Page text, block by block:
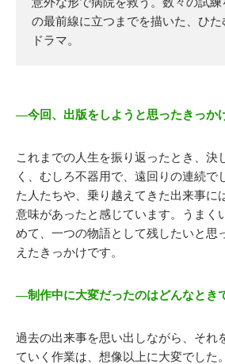
の最前線に立つまでを描いた、ひた
ドラマ。
―今回、出版をしようと思ったきっか
これまでの人生を振り返ったとき、決
く、むしろ不器用で、遠回りの連続で
た人たちや、乗り越えてきた出来事に
意味があったと感じています。うまく
めて、一つの物語として残したいと思
えたきっかけです。
―制作中に大変だったのはどんなとき
過去の出来事を思い出しながら、それ
ていく作業は、想像以上に大変でした